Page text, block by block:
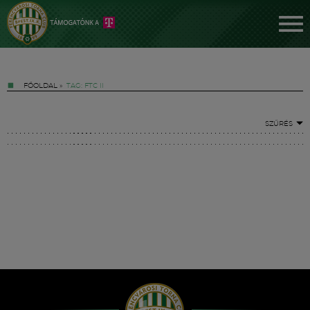
FŐOLDAL » TAG: FTC II
SZŰRÉS
Hírek